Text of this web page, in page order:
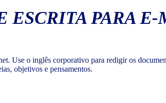
PARA E-
Use o inglês corporativo para redigir os
objetivos e pensamentos.